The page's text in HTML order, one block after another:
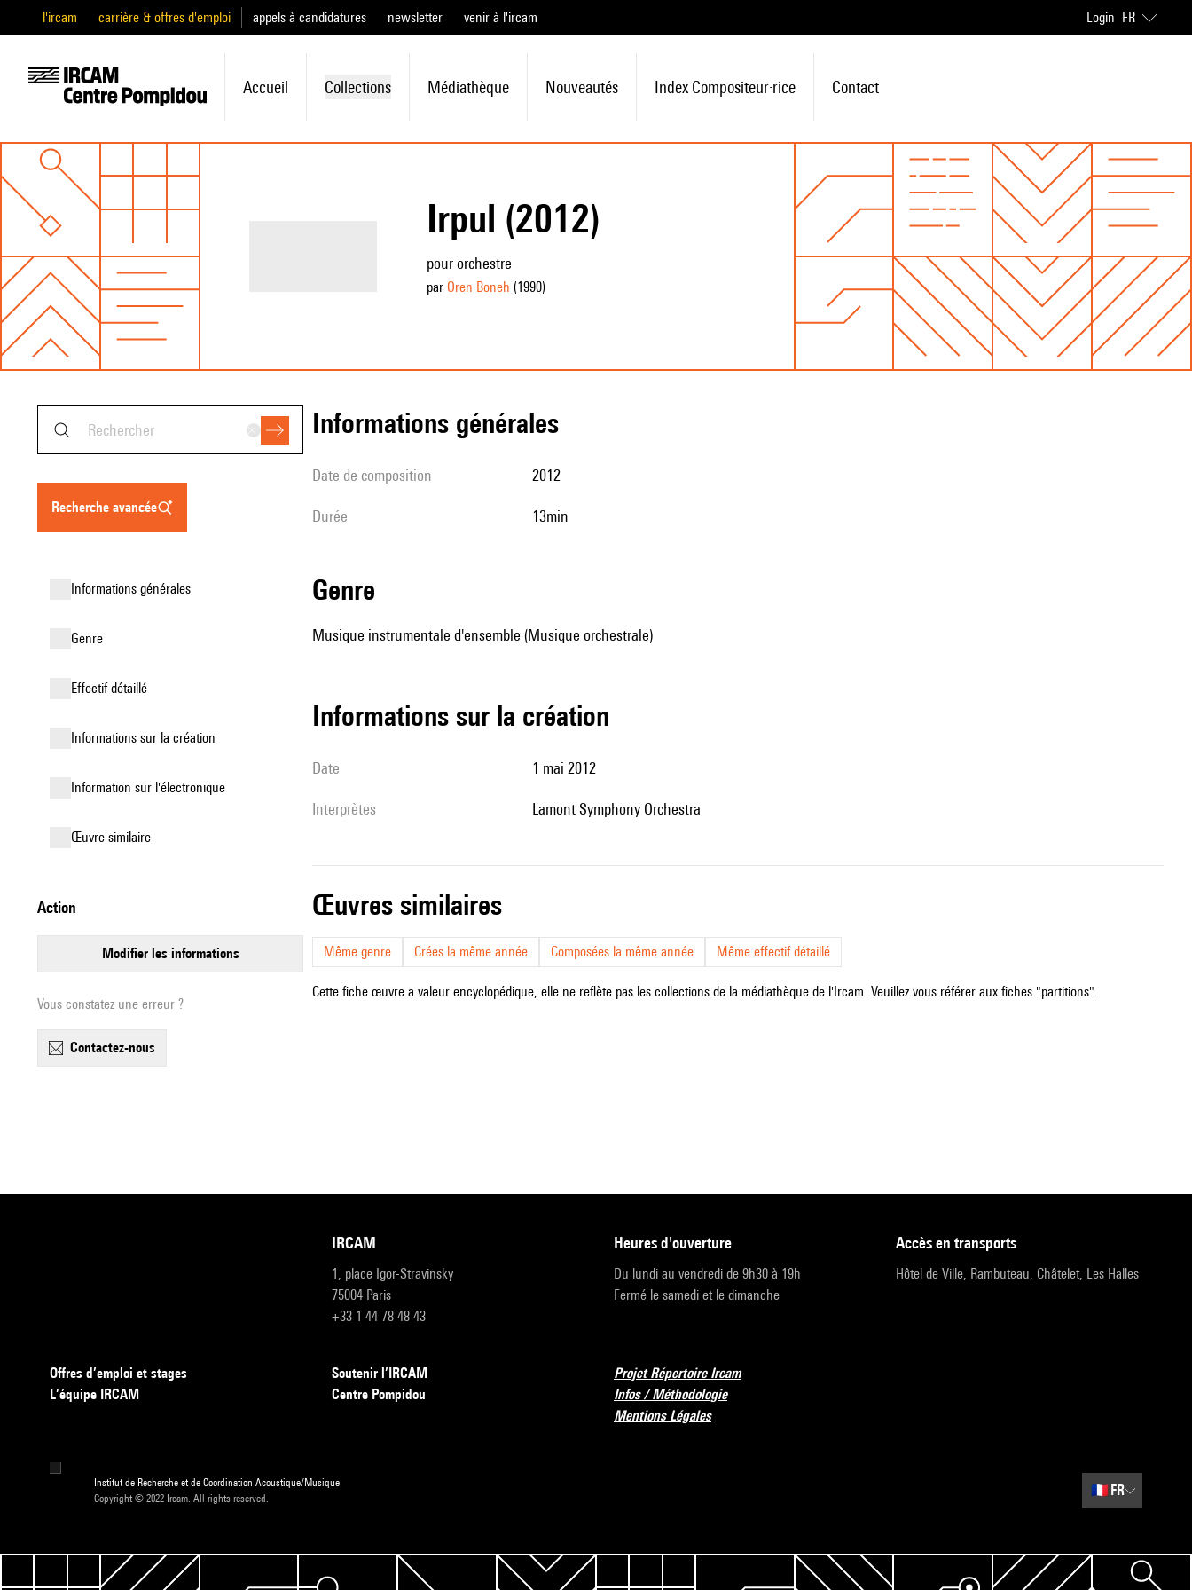
l'ircam carrière & offres d'emploi appels à candidatures newsletter venir à l'ircam Login FR
Accueil Collections Médiathèque Nouveautés Index Compositeur·rice Contact
Irpul (2012)
pour orchestre
par Oren Boneh (1990)
recherche avancée
informations générales
genre
effectif détaillé
informations sur la création
Information sur l'électronique
œuvre similaire
action
modifier les informations
Vous constatez une erreur ?
contactez-nous
informations générales
date de composition 2012
durée 13min
genre
Musique instrumentale d'ensemble (Musique orchestrale)
informations sur la création
date 1 mai 2012
interprètes Lamont Symphony Orchestra
œuvres similaires
Même genre Crées la même année Composées la même année Même effectif détaillé
Cette fiche œuvre a valeur encyclopédique, elle ne reflète pas les collections de la médiathèque de l'Ircam. Veuillez vous référer aux fiches "partitions".
IRCAM
1, place Igor-Stravinsky
75004 Paris
+33 1 44 78 48 43
heures d'ouverture
Du lundi au vendredi de 9h30 à 19h
Fermé le samedi et le dimanche
accès en transports
Hôtel de Ville, Rambuteau, Châtelet, Les Halles
Offres d’emploi et stages
L’équipe IRCAM
Soutenir l’IRCAM
Centre Pompidou
Projet Répertoire Ircam
Infos / Méthodologie
Mentions Légales
Institut de Recherche et de Coordination Acoustique/Musique
Copyright © 2022 Ircam. All rights reserved.
🇫🇷 FR